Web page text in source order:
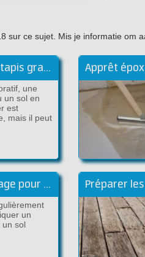
sur ce sujet. Mis je informatie om
Réparer un sol de gravier époxy (tapis granulé)
une
un sol en
est
mais il peut
Prétraitement des sols en carrelage pour revêtement époxy
un
un sol